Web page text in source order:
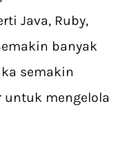
Java, Ruby,
banyak
semakin
untuk mengelola